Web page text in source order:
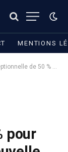
MENTIONS
avec la nouvelle carte « Waqar »
pour